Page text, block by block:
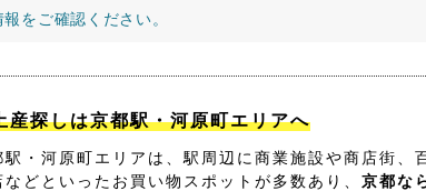
をご確認ください。
産探しは京都駅・河原町エリアへ
駅・河原町エリアは、駅周辺に商業施設や商店街、
などといったお買い物スポットが多数あり、 京都な